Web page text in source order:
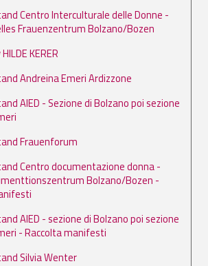
Centro Interculturale delle Donne -
Frauenzentrum Bolzano/Bozen
KERER
Andreina Emeri Ardizzone
AIED - Sezione di Bolzano poi sezione
Frauenforum
Centro documentazione donna -
Bolzano/Bozen -
AIED - sezione di Bolzano poi sezione
- Raccolta manifesti
Silvia Wenter